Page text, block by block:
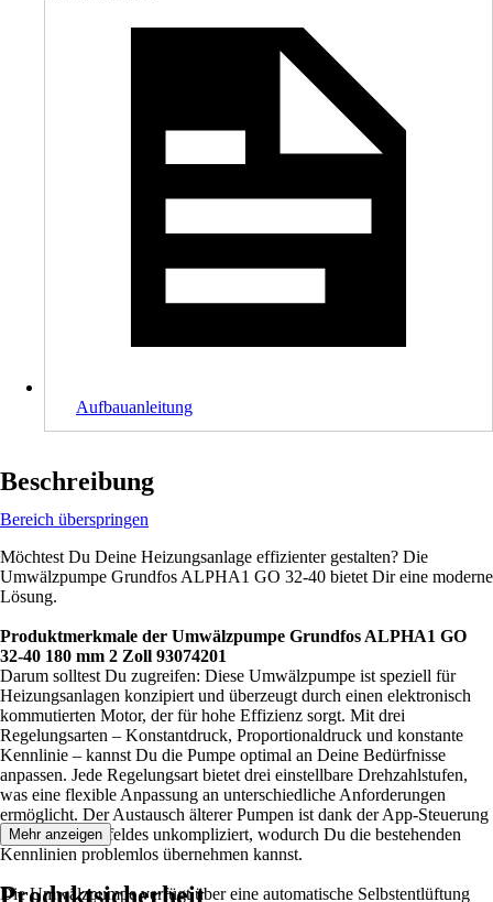
Aufbauanleitung
Beschreibung
Bereich überspringen
Möchtest Du Deine Heizungsanlage effizienter gestalten? Die
Umwälzpumpe Grundfos ALPHA1 GO 32-40 bietet Dir eine moderne
Lösung.
Produktmerkmale der Umwälzpumpe Grundfos ALPHA1 GO
32-40 180 mm 2 Zoll 93074201
Darum solltest Du zugreifen: Diese Umwälzpumpe ist speziell für
Heizungsanlagen konzipiert und überzeugt durch einen elektronisch
kommutierten Motor, der für hohe Effizienz sorgt. Mit drei
Regelungsarten – Konstantdruck, Proportionaldruck und konstante
Kennlinie – kannst Du die Pumpe optimal an Deine Bedürfnisse
anpassen. Jede Regelungsart bietet drei einstellbare Drehzahlstufen,
was eine flexible Anpassung an unterschiedliche Anforderungen
ermöglicht. Der Austausch älterer Pumpen ist dank der App-Steuerung
und des Bedienfeldes unkompliziert, wodurch Du die bestehenden
Kennlinien problemlos übernehmen kannst.
Die Umwälzpumpe verfügt über eine automatische Selbstentlüftung
Mehr anzeigen
Produktsicherheit